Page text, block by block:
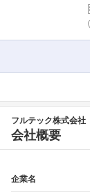
フルテック株式会社
会社概要
企業名